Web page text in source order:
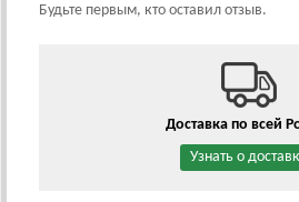
Будьте первым, кто оставил отзыв.
Доставка по всей
Узнать о